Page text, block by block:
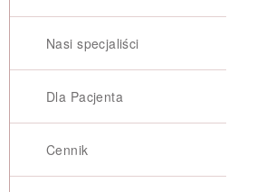
Nasi specjaliści
Dla Pacjenta
Cennik